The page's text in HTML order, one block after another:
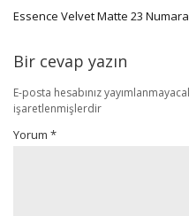
Essence Velvet Matte 23
Bir cevap yazın
E-posta hesabınız
işaretlenmişlerdir
Yorum *